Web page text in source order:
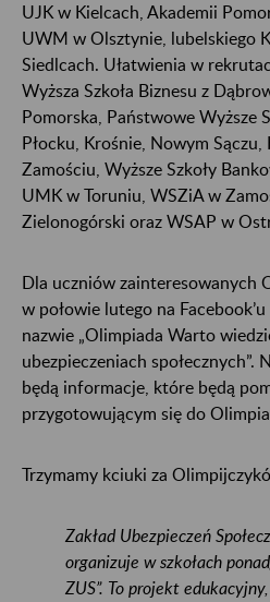
UJK w Kielcach, Akademii
UWM w Olsztynie, lubelskiego
Siedlcach. Ułatwienia w
Wyższa Szkoła Biznesu z
Pomorska, Państwowe Wyższe
Płocku, Krośnie, Nowym Sączu,
Zamościu, Wyższe Szkoły
UMK w Toruniu, WSZiA w
Zielonogórski oraz WSAP w
Dla uczniów zainteresowanych
w połowie lutego na
nazwie „Olimpiada Warto
ubezpieczeniach społecznych”.
będą informacje, które będą
przygotowującym się do
Trzymamy kciuki za
Zakład Ubezpieczeń
organizuje w szkołach
ZUS”. To projekt